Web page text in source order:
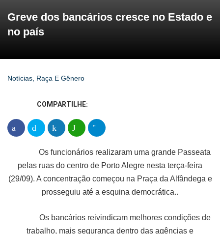
Greve dos bancários cresce no Estado e
no país
Notícias, Raça E Gênero
COMPARTILHE:
Os funcionários realizaram uma grande Passeata
pelas ruas do centro de Porto Alegre nesta terça-feira
(29/09). A concentração começou na Praça da Alfândega e
prosseguiu até a esquina democrática..
Os bancários reivindicam melhores condições de
trabalho, mais segurança dentro das agências e